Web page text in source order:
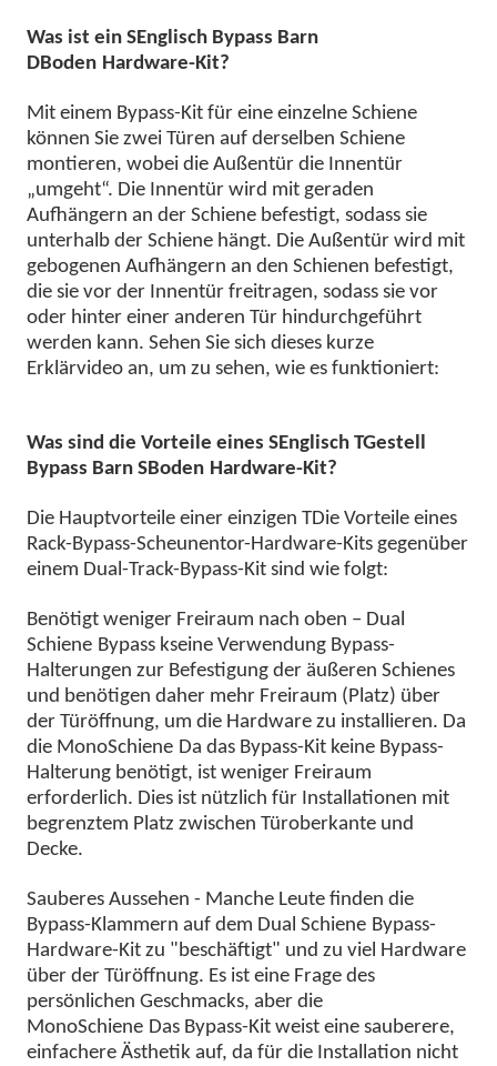
Was ist einSEnglisch Bypass Barn
DBoden Hardware-Kit?
Mit einem Bypass-Kit für eine einzelne Schiene
können Sie zwei Türen auf derselben Schiene
montieren, wobei die Außentür die Innentür
„umgeht“. Die Innentür wird mit geraden
Aufhängern an der Schiene befestigt, sodass sie
unterhalb der Schiene hängt. Die Außentür wird mit
gebogenen Aufhängern an den Schienen befestigt,
die sie vor der Innentür freitragen, sodass sie vor
oder hinter einer anderen Tür hindurchgeführt
werden kann. Sehen Sie sich dieses kurze
Erklärvideo an, um zu sehen, wie es funktioniert:
Was sind die Vorteile einesSEnglischTGestell
Bypass BarnSBoden Hardware-Kit?
Die Hauptvorteile einer einzigenTDie Vorteile eines
Rack-Bypass-Scheunentor-Hardware-Kits gegenüber
einem Dual-Track-Bypass-Kit sind wie folgt:
Benötigt weniger Freiraum nach oben – Dual
Schiene Bypass kseine Verwendung Bypass-
Halterungen zur Befestigung der äußerenSchienes
und benötigen daher mehr Freiraum (Platz) über
der Türöffnung, um die Hardware zu installieren. Da
die MonoSchiene Da das Bypass-Kit keine Bypass-
Halterung benötigt, ist weniger Freiraum
erforderlich. Dies ist nützlich für Installationen mit
begrenztem Platz zwischen Türoberkante und
Decke.
Sauberes Aussehen - Manche Leute finden die
Bypass-Klammern auf dem DualSchiene Bypass-
Hardware-Kit zu "beschäftigt" und zu viel Hardware
über der Türöffnung. Es ist eine Frage des
persönlichen Geschmacks, aber die
MonoSchiene Das Bypass-Kit weist eine sauberere,
einfachere Ästhetik auf, da für die Installation nicht